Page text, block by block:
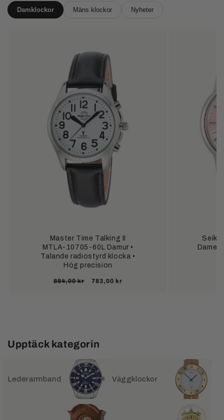
Damklockor Mäns klockor Nyheter
Master Time Talking II
MTLA-10705-60L Damur •
Talande radiostyrd klocka •
Hög precision
Ordinarie
884,00 kr Försäljningspris
783,00 kr
Seiko
Upptäck kategorin
Lederarmband Väggklockor